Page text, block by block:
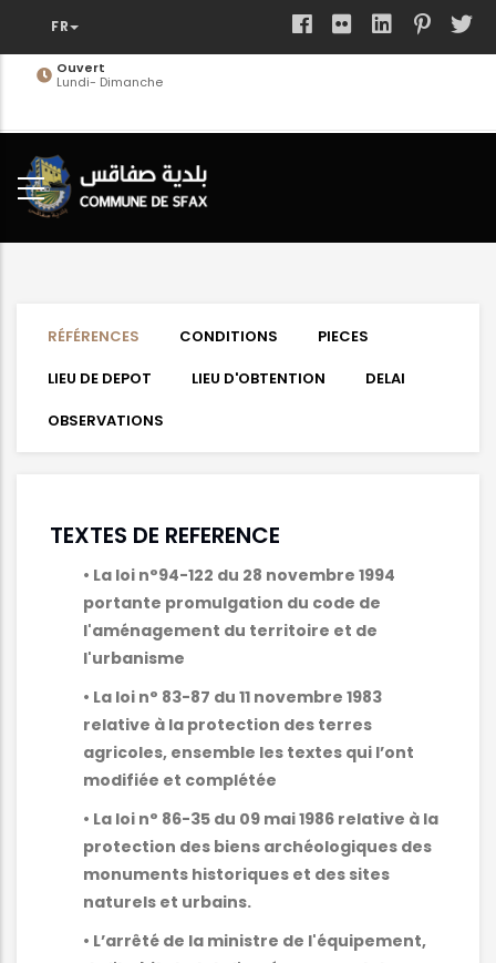
contenuOuvert
Lundi- Dimanche
RÉFÉRENCES CONDITIONS
PIECES
LIEU DE DEPOT
LIEU D'OBTENTION
DELAI
OBSERVATIONS
TEXTES DE REFERENCE
• La loi n°94-122 du 28 novembre 1994
portante promulgation du code de
l'aménagement du territoire et de
l'urbanisme
• La loi n° 83-87 du 11 novembre 1983
relative à la protection des terres
agricoles, ensemble les textes qui l’ont
modifiée et complétée
• La loi n° 86-35 du 09 mai 1986 relative à la
protection des biens archéologiques des
monuments historiques et des sites
naturels et urbains.
• L’arrêté de la ministre de l'équipement,